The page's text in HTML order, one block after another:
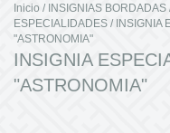
Inicio / INSIGNIAS BORDADAS
ESPECIALIDADES / INSIGNIA
"ASTRONOMIA"
INSIGNIA
"ASTRONOMIA"